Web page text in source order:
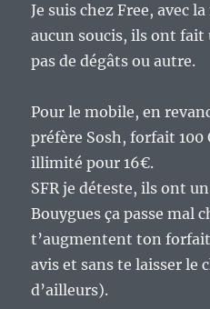
Je suis chez Free, avec
aucun soucis, ils ont
pas de dégâts ou autre.
Pour le mobile, en
préfère Sosh, forfait 100
illimité pour 16€.
SFR je déteste, ils ont
Bouygues ça passe mal
t’augmentent ton
avis et sans te laisser le
d’ailleurs).